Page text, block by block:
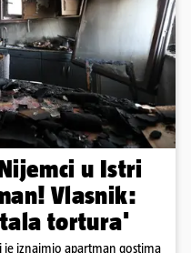
Nijemci u Istri
Vlasnik:
tortura'
je iznajmio apartman gostima